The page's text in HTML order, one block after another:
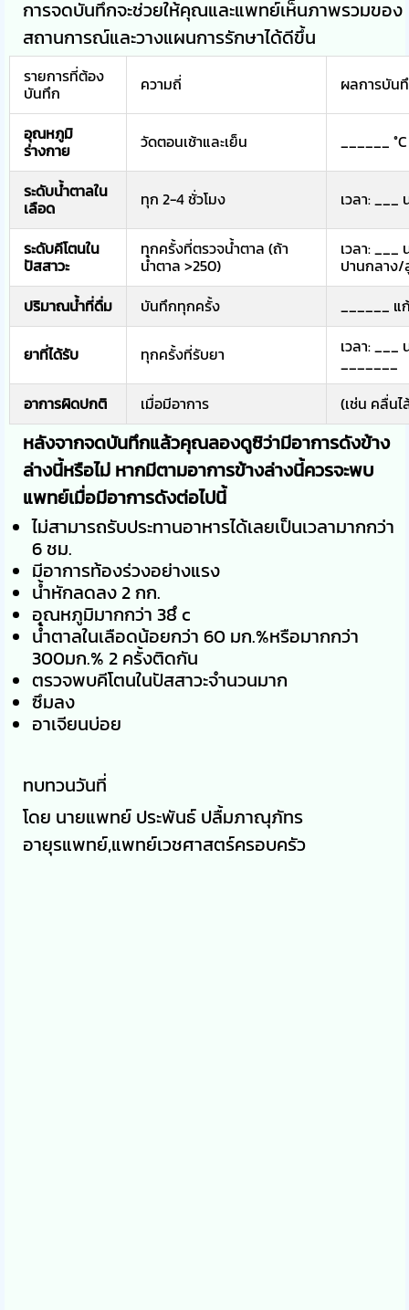
การจดบันทึกจะช่วยให้คุณและแพทย์เห็นภาพรวมของ
สถานการณ์และวางแผนการรักษาได้ดีขึ้น
รายการที่ต้อง
บันทึก ความถี่ ผลการบัน
อุณหภูมิ
ร่างกาย วัดตอนเช้าและเย็น ______ °C
ระดับน้ำตาลใน
เลือด ทุก 2-4 ชั่วโมง เวลา:
ระดับคีโตนใน
ปัสสาวะ
ทุกครั้งที่ตรวจน้ำตาล (ถ้า
น้ำตาล >250)
เวลา:
ปานกลาง/
ปริมาณน้ำที่ดื่ม
บันทึกทุกครั้ง ______ แ
ยาที่ได้รับ ทุกครั้งที่รับยา เวลา:
_______
อาการผิดปกติ
เมื่อมีอาการ (เช่น คลื่นไ
หลังจากจดบันทึกแล้วคุณลองดูซิว่ามีอาการดังข้าง
ล่างนี้หรือไม่ หากมีตามอาการข้างล่างนี้ควรจะพบ
แพทย์เมื่อมีอาการดังต่อไปนี้
ไม่สามารถรับประทานอาหารได้เลยเป็นเวลามากกว่า
6 ชม.
มีอาการท้องร่วงอย่างแรง
น้ำหักลดลง 2 กก.
อุณหภูมิมากกว่า 38ํ c
น้ำตาลในเลือดน้อยกว่า 60 มก.%หรือมากกว่า
300มก.% 2 ครั้งติดกัน
ตรวจพบคีโตนในปัสสาวะจำนวนมาก
ซึมลง
อาเจียนบ่อย
ทบทวนวันที่
โดย นายแพทย์ ประพันธ์ ปลื้มภาณุภัทร
อายุรแพทย์,แพทย์เวชศาสตร์ครอบครัว